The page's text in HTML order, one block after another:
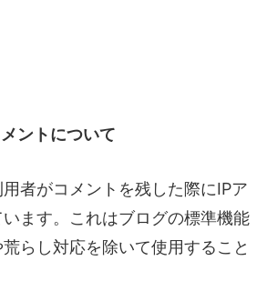
ントについて
者がコメントを残した際にIPア
います。これはブログの標準機能
らし対応を除いて使用すること